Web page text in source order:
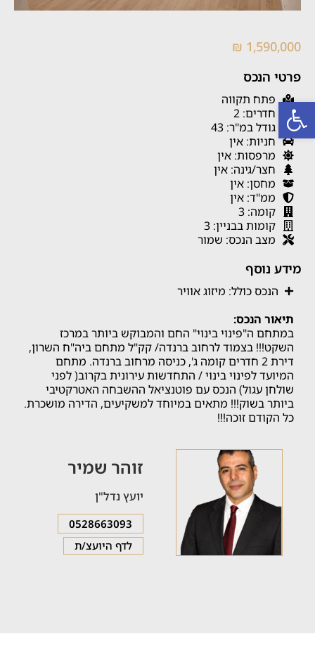
פתח סרגל נגישות
1,590,000 ₪
פרטי הנכס
פתח תקווה
חדרים: 2
גודל במ"ר: 43
חניות: אין
מרפסות: אין
חצר/גינה: אין
מחסן: אין
ממ"ד: אין
קומה: 3
קומות בבניין: 3
מצב הנכס: שמור
מידע נוסף
הנכס כולל: מיזוג אוויר
תיאור הנכס:
במתחם ה"פינוי בינוי" החם והמבוקש ביותר במרכז
השקט!!! בצמוד לרחוב ברנדה/ קק"ל מתחם ביה"ח השרון,
דירת 2 חדרים קומה ג', כניסה מרחוב ברנדה. מתחם
המיועד לפינוי בינוי / התחדשות עירונית בקרוב( לפני
שולחן עגול) הנכס עם פוטנציאל ההשבחה האטרקטיבי
ביותר בשוק!!! מתאים במיוחד למשקיעים, הדירה מושכרת.
כל הקודם זוכה!!!
זוהר שמיר
יועץ נדל"ן
0528663093
לדף היועצ/ת